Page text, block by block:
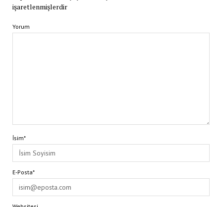
işaretlenmişlerdir
Yorum
İsim*
E-Posta*